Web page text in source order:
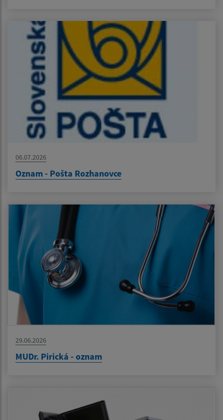
06.07.2026
Oznam - Pošta Rozhanovce
29.06.2026
MUDr. Pirická - oznam